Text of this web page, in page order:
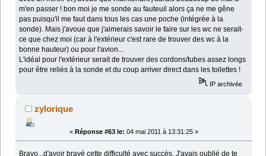
m'en passer ! bon moi je me sonde au fauteuil alors ça ne me gêne
pas puisqu'il me faut dans tous les cas une poche (intégrée à la
sonde). Mais j'avoue que j'aimerais savoir le faire sur les wc ne serait-
ce que chez moi (car à l'extérieur c'est rare de trouver des wc à la
bonne hauteur) ou pour l'avion...
L'idéal pour l'extérieur serait de trouver des cordons/tubes assez longs
pour être reliés à la sonde et du coup arriver direct dans les toilettes !
IP archivée
zylorique
« Réponse #63 le: 04 mai 2011 à 13:31:25 »
Bravo...d'avoir bravé cette difficulté avec succès. J'avais oublié de te